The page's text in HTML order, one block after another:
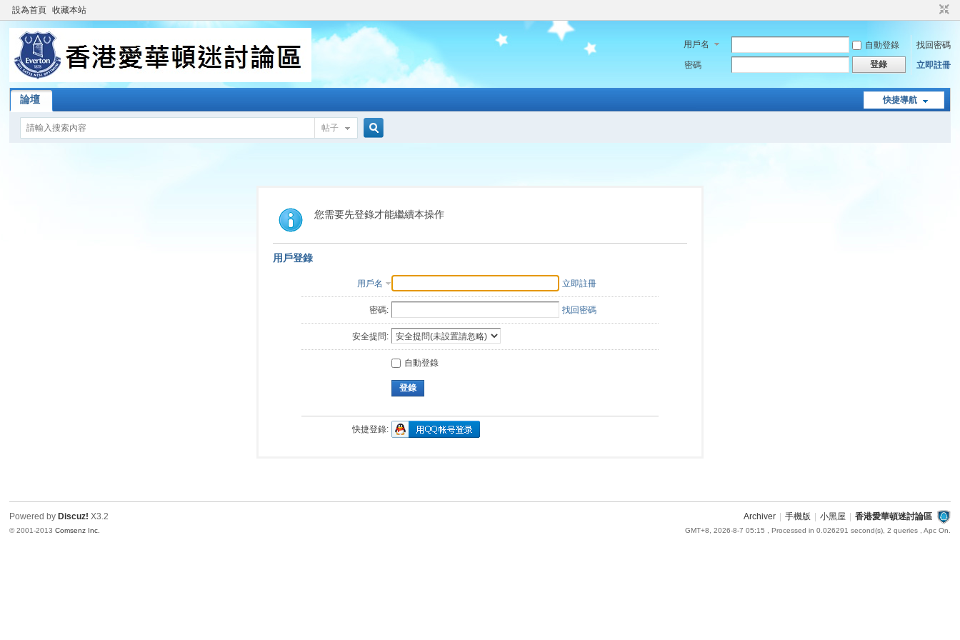
設為首頁 收藏本站
用戶名 自動登錄
找回密碼
密碼
登錄 立即註冊
快捷導航
論壇
帖子
索
您需要先登錄才能繼續本操作
用戶登錄
用戶名 立即註冊
密碼: 找回密碼
安全提問:
自動登錄
登錄
快捷登錄:
Archiver 手機版 小黑屋 香港愛華頓迷討論區
GMT+8, 2026-8-7 05:15 , Processed in 0.026291 second(s), 2 queries , Apc On.
Powered by Discuz! X3.2
© 2001-2013Comsenz Inc.